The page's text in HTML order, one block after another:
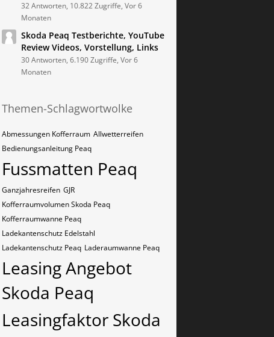
32 Antworten, 10.822 Zugriffe, Vor 6
Monaten
Skoda Peaq Testberichte, YouTube
Review Videos, Vorstellung, Links
30 Antworten, 6.190 Zugriffe, Vor 6
Monaten
Themen-Schlagwortwolke
Abmessungen Kofferraum Allwetterreifen
Bedienungsanleitung Peaq
Fussmatten Peaq
Ganzjahresreifen GJR
Kofferraumvolumen Skoda Peaq
Kofferraumwanne Peaq
Ladekantenschutz Edelstahl
Ladekantenschutz Peaq Laderaumwanne Peaq
Leasing Angebot
Skoda Peaq
Leasingfaktor Skoda